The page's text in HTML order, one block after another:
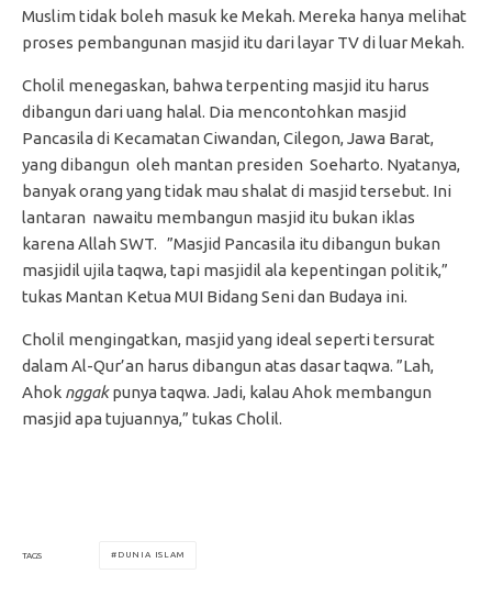
Muslim tidak boleh masuk ke Mekah. Mereka hanya melihat
proses pembangunan masjid itu dari layar TV di luar Mekah.
Cholil menegaskan, bahwa terpenting masjid itu harus
dibangun dari uang halal. Dia mencontohkan masjid
Pancasila di Kecamatan Ciwandan, Cilegon, Jawa Barat,
yang dibangun oleh mantan presiden Soeharto. Nyatanya,
banyak orang yang tidak mau shalat di masjid tersebut. Ini
lantaran nawaitu membangun masjid itu bukan iklas
karena Allah SWT. ”Masjid Pancasila itu dibangun bukan
masjidil ujila taqwa, tapi masjidil ala kepentingan politik,”
tukas Mantan Ketua MUI Bidang Seni dan Budaya ini.
Cholil mengingatkan, masjid yang ideal seperti tersurat
dalam Al-Qur’an harus dibangun atas dasar taqwa. ”Lah,
Ahok nggakpunya taqwa. Jadi, kalau Ahok membangun
masjid apa tujuannya,” tukas Cholil.
TAGS DUNIA ISLAM